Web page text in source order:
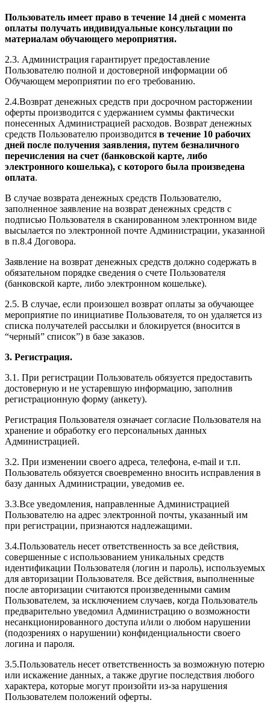
Пользователь имеет право в течение 14 дней с момента
оплаты получать индивидуальные консультации по
материалам обучающего мероприятия.
2.3. Администрация гарантирует предоставление
Пользователю полной и достоверной информации об
Обучающем мероприятии по его требованию.
2.4.Возврат денежных средств при досрочном расторжении
оферты производится с удержанием суммы фактически
понесенных Администрацией расходов. Возврат денежных
средств Пользователю производится в течение 10 рабочих
дней после получения заявления, путем безналичного
перечисления на счет (банковской карте, либо
электронного кошелька), с которого была произведена
оплата.
В случае возврата денежных средств Пользователю,
заполненное заявление на возврат денежных средств с
подписью Пользователя в сканированном электронном виде
высылается по электронной почте Администрации, указанной
в п.8.4 Договора.
Заявление на возврат денежных средств должно содержать в
обязательном порядке сведения о счете Пользователя
(банковской карте, либо электронном кошельке).
2.5. В случае, если произошел возврат оплаты за обучающее
мероприятие по инициативе Пользователя, то он удаляется из
списка получателей рассылки и блокируется (вносится в
“черный” список”) в базе заказов.
3. Регистрация.
3.1. При регистрации Пользователь обязуется предоставить
достоверную и не устаревшую информацию, заполнив
регистрационную форму (анкету).
Регистрация Пользователя означает согласие Пользователя на
хранение и обработку его персональных данных
Администрацией.
3.2. При изменении своего адреса, телефона, e-mail и т.п.
Пользователь обязуется своевременно вносить исправления в
базу данных Администрации, уведомив ее.
3.3.Все уведомления, направленные Администрацией
Пользователю на адрес электронной почты, указанный им
при регистрации, признаются надлежащими.
3.4.Пользователь несет ответственность за все действия,
совершенные с использованием уникальных средств
идентификации Пользователя (логин и пароль), используемых
для авторизации Пользователя. Все действия, выполненные
после авторизации считаются произведенными самим
Пользователем, за исключением случаев, когда Пользователь
предварительно уведомил Администрацию о возможности
несанкционированного доступа и/или о любом нарушении
(подозрениях о нарушении) конфиденциальности своего
логина и пароля.
3.5.Пользователь несет ответственность за возможную потерю
или искажение данных, а также другие последствия любого
характера, которые могут произойти из-за нарушения
Пользователем положений оферты.